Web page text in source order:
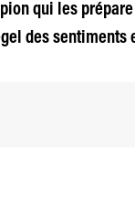
qui les
des sentiments